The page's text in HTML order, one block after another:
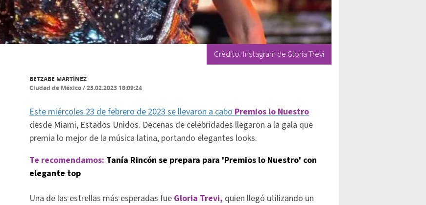
Crédito: Instagram de Gloria Trevi
BETZABE MARTÍNEZ
Ciudad de México/23.02.2023 18:09:24
Este miércoles 23 de febrero de 2023 se llevaron a caboPremios lo Nuestro
desde Miami, Estados Unidos. Decenas de celebridades llegaron a la gala que
premia lo mejor de la música latina, portando elegantes looks.
Te recomendamos: Tanía Rincón se prepara para 'Premios lo Nuestro' con
elegante top
Una de las estrellas más esperadas fue Gloria Trevi, quien llegó utilizando un